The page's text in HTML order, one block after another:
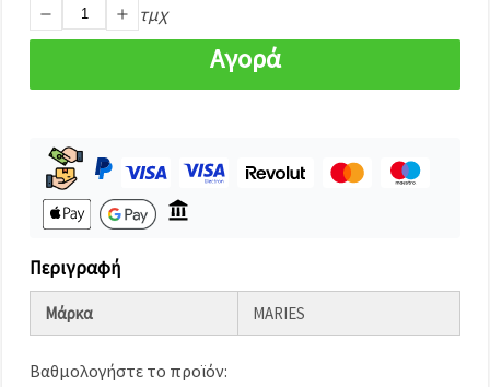
cookies και
κάνοντας
Αποδέχομαι
όλα!
Ρυθμίσεις
τμχ
Αγορά
Περιγραφή
Μάρκα MARIES
Βαθμολογήστε το προϊόν: